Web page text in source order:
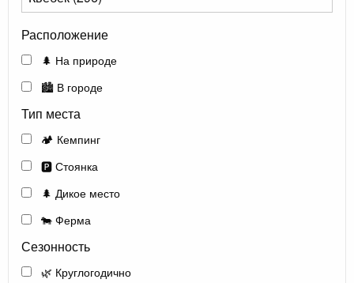
Расположение
🌲 На природе
🏙️ В городе
Тип места
🏕️ Кемпинг
🅿️ Стоянка
🌲 Дикое место
🐄 Ферма
Сезонность
🌿 Круглогодично